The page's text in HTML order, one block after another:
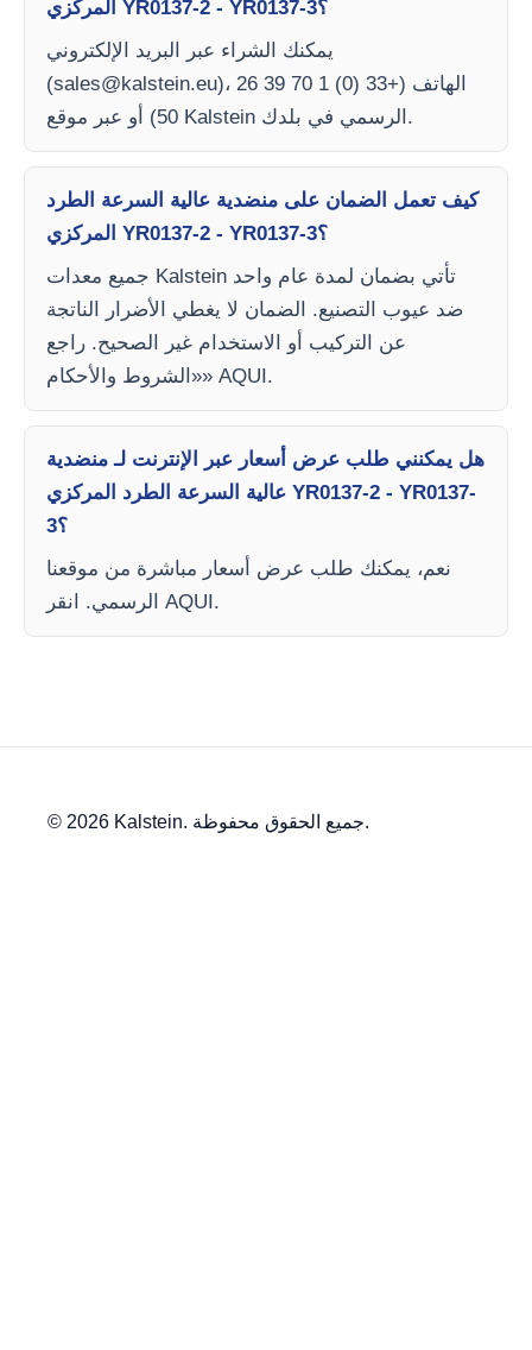
المركزي YR0137-2 - YR0137-3؟
يمكنك الشراء عبر البريد الإلكتروني
(sales@kalstein.eu)، الهاتف (+33 (0) 1 70 39 26
50) أو عبر موقع Kalstein الرسمي في بلدك.
كيف تعمل الضمان على منضدية عالية السرعة الطرد
المركزي YR0137-2 - YR0137-3؟
جميع معدات Kalstein تأتي بضمان لمدة عام واحد
ضد عيوب التصنيع. الضمان لا يغطي الأضرار الناتجة
عن التركيب أو الاستخدام غير الصحيح. راجع
«الشروط والأحكام» AQUI.
هل يمكنني طلب عرض أسعار عبر الإنترنت لـ منضدية
عالية السرعة الطرد المركزي YR0137-2 - YR0137-
3؟
نعم، يمكنك طلب عرض أسعار مباشرة من موقعنا
الرسمي. انقر AQUI.
© 2026 Kalstein. جميع الحقوق محفوظة.